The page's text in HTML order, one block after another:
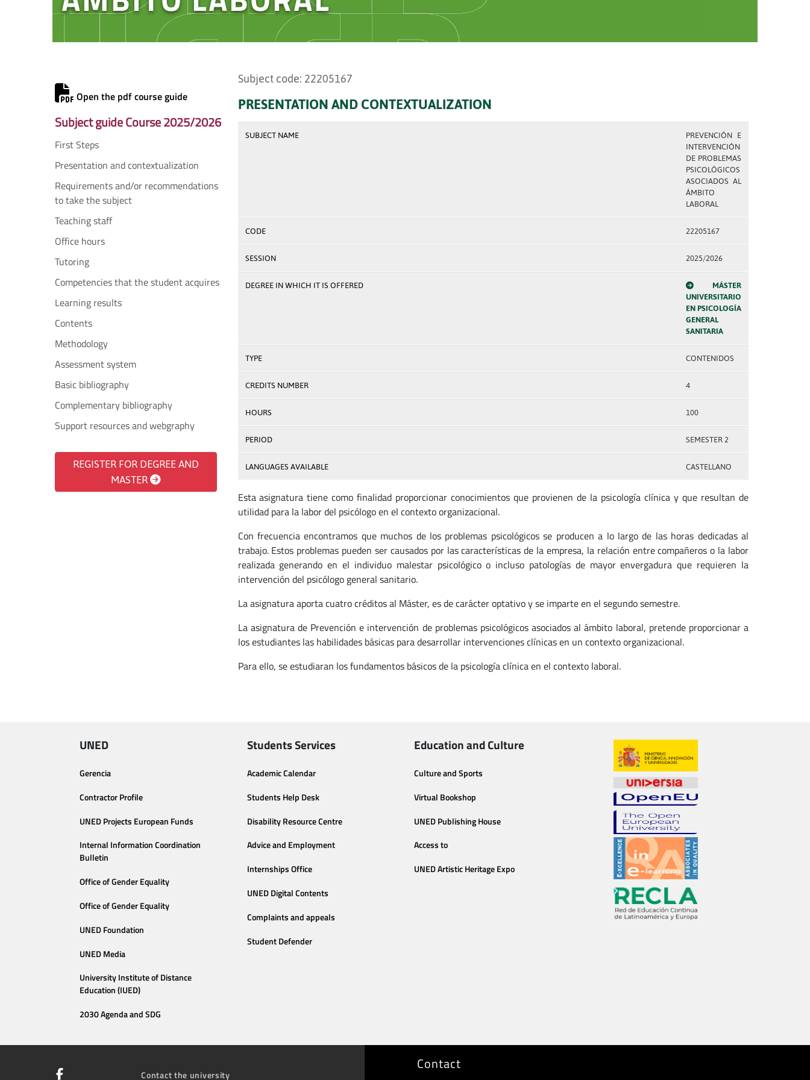
Open the pdf course guide
Subject guide Course 2025/2026
First Steps
Presentation and contextualization
Requirements and/or recommendations
to take the subject
Teaching staff
Office hours
Tutoring
Competencies that the student acquires
Learning results
Contents
Methodology
Assessment system
Basic bibliography
Complementary bibliography
Support resources and webgraphy
REGISTER FOR DEGREE AND
MASTER
Subject code: 22205167
PRESENTATION AND CONTEXTUALIZATION
SUBJECT NAME
PREVENCIÓN E
INTERVENCIÓN
DE PROBLEMAS
PSICOLÓGICOS
ASOCIADOS AL
ÁMBITO
LABORAL
CODE 22205167
SESSION 2025/2026
DEGREE IN WHICH IT IS OFFERED
MÁSTER
UNIVERSITARIO
EN PSICOLOGÍA
GENERAL
SANITARIA
TYPE CONTENIDOS
CREDITS NUMBER 4
HOURS 100
PERIOD SEMESTER 2
LANGUAGES AVAILABLE CASTELLANO
Esta asignatura tiene como finalidad proporcionar conocimientos que provienen de la psicología clínica y que resultan de
utilidad para la labor del psicólogo en el contexto organizacional.
Con frecuencia encontramos que muchos de los problemas psicológicos se producen a lo largo de las horas dedicadas al
trabajo. Estos problemas pueden ser causados por las características de la empresa, la relación entre compañeros o la labor
realizada generando en el individuo malestar psicológico o incluso patologías de mayor envergadura que requieren la
intervención del psicólogo general sanitario.
La asignatura aporta cuatro créditos al Máster, es de carácter optativo y se imparte en el segundo semestre.
La asignatura de Prevención e intervención de problemas psicológicos asociados al ámbito laboral, pretende proporcionar a
los estudiantes las habilidades básicas para desarrollar intervenciones clínicas en un contexto organizacional.
Para ello, se estudiaran los fundamentos básicos de la psicología clínica en el contexto laboral.
UNED
Gerencia
Contractor Profile
UNED Projects European Funds
Internal Information Coordination
Bulletin
Office of Gender Equality
Office of Gender Equality
UNED Foundation
UNED Media
University Institute of Distance
Education (IUED)
2030 Agenda and SDG
Students Services
Academic Calendar
Students Help Desk
Disability Resource Centre
Advice and Employment
Internships Office
UNED Digital Contents
Complaints and appeals
Student Defender
Education and Culture
Culture and Sports
Virtual Bookshop
UNED Publishing House
Access to
UNED Artistic Heritage Expo
Contact the university
Contact